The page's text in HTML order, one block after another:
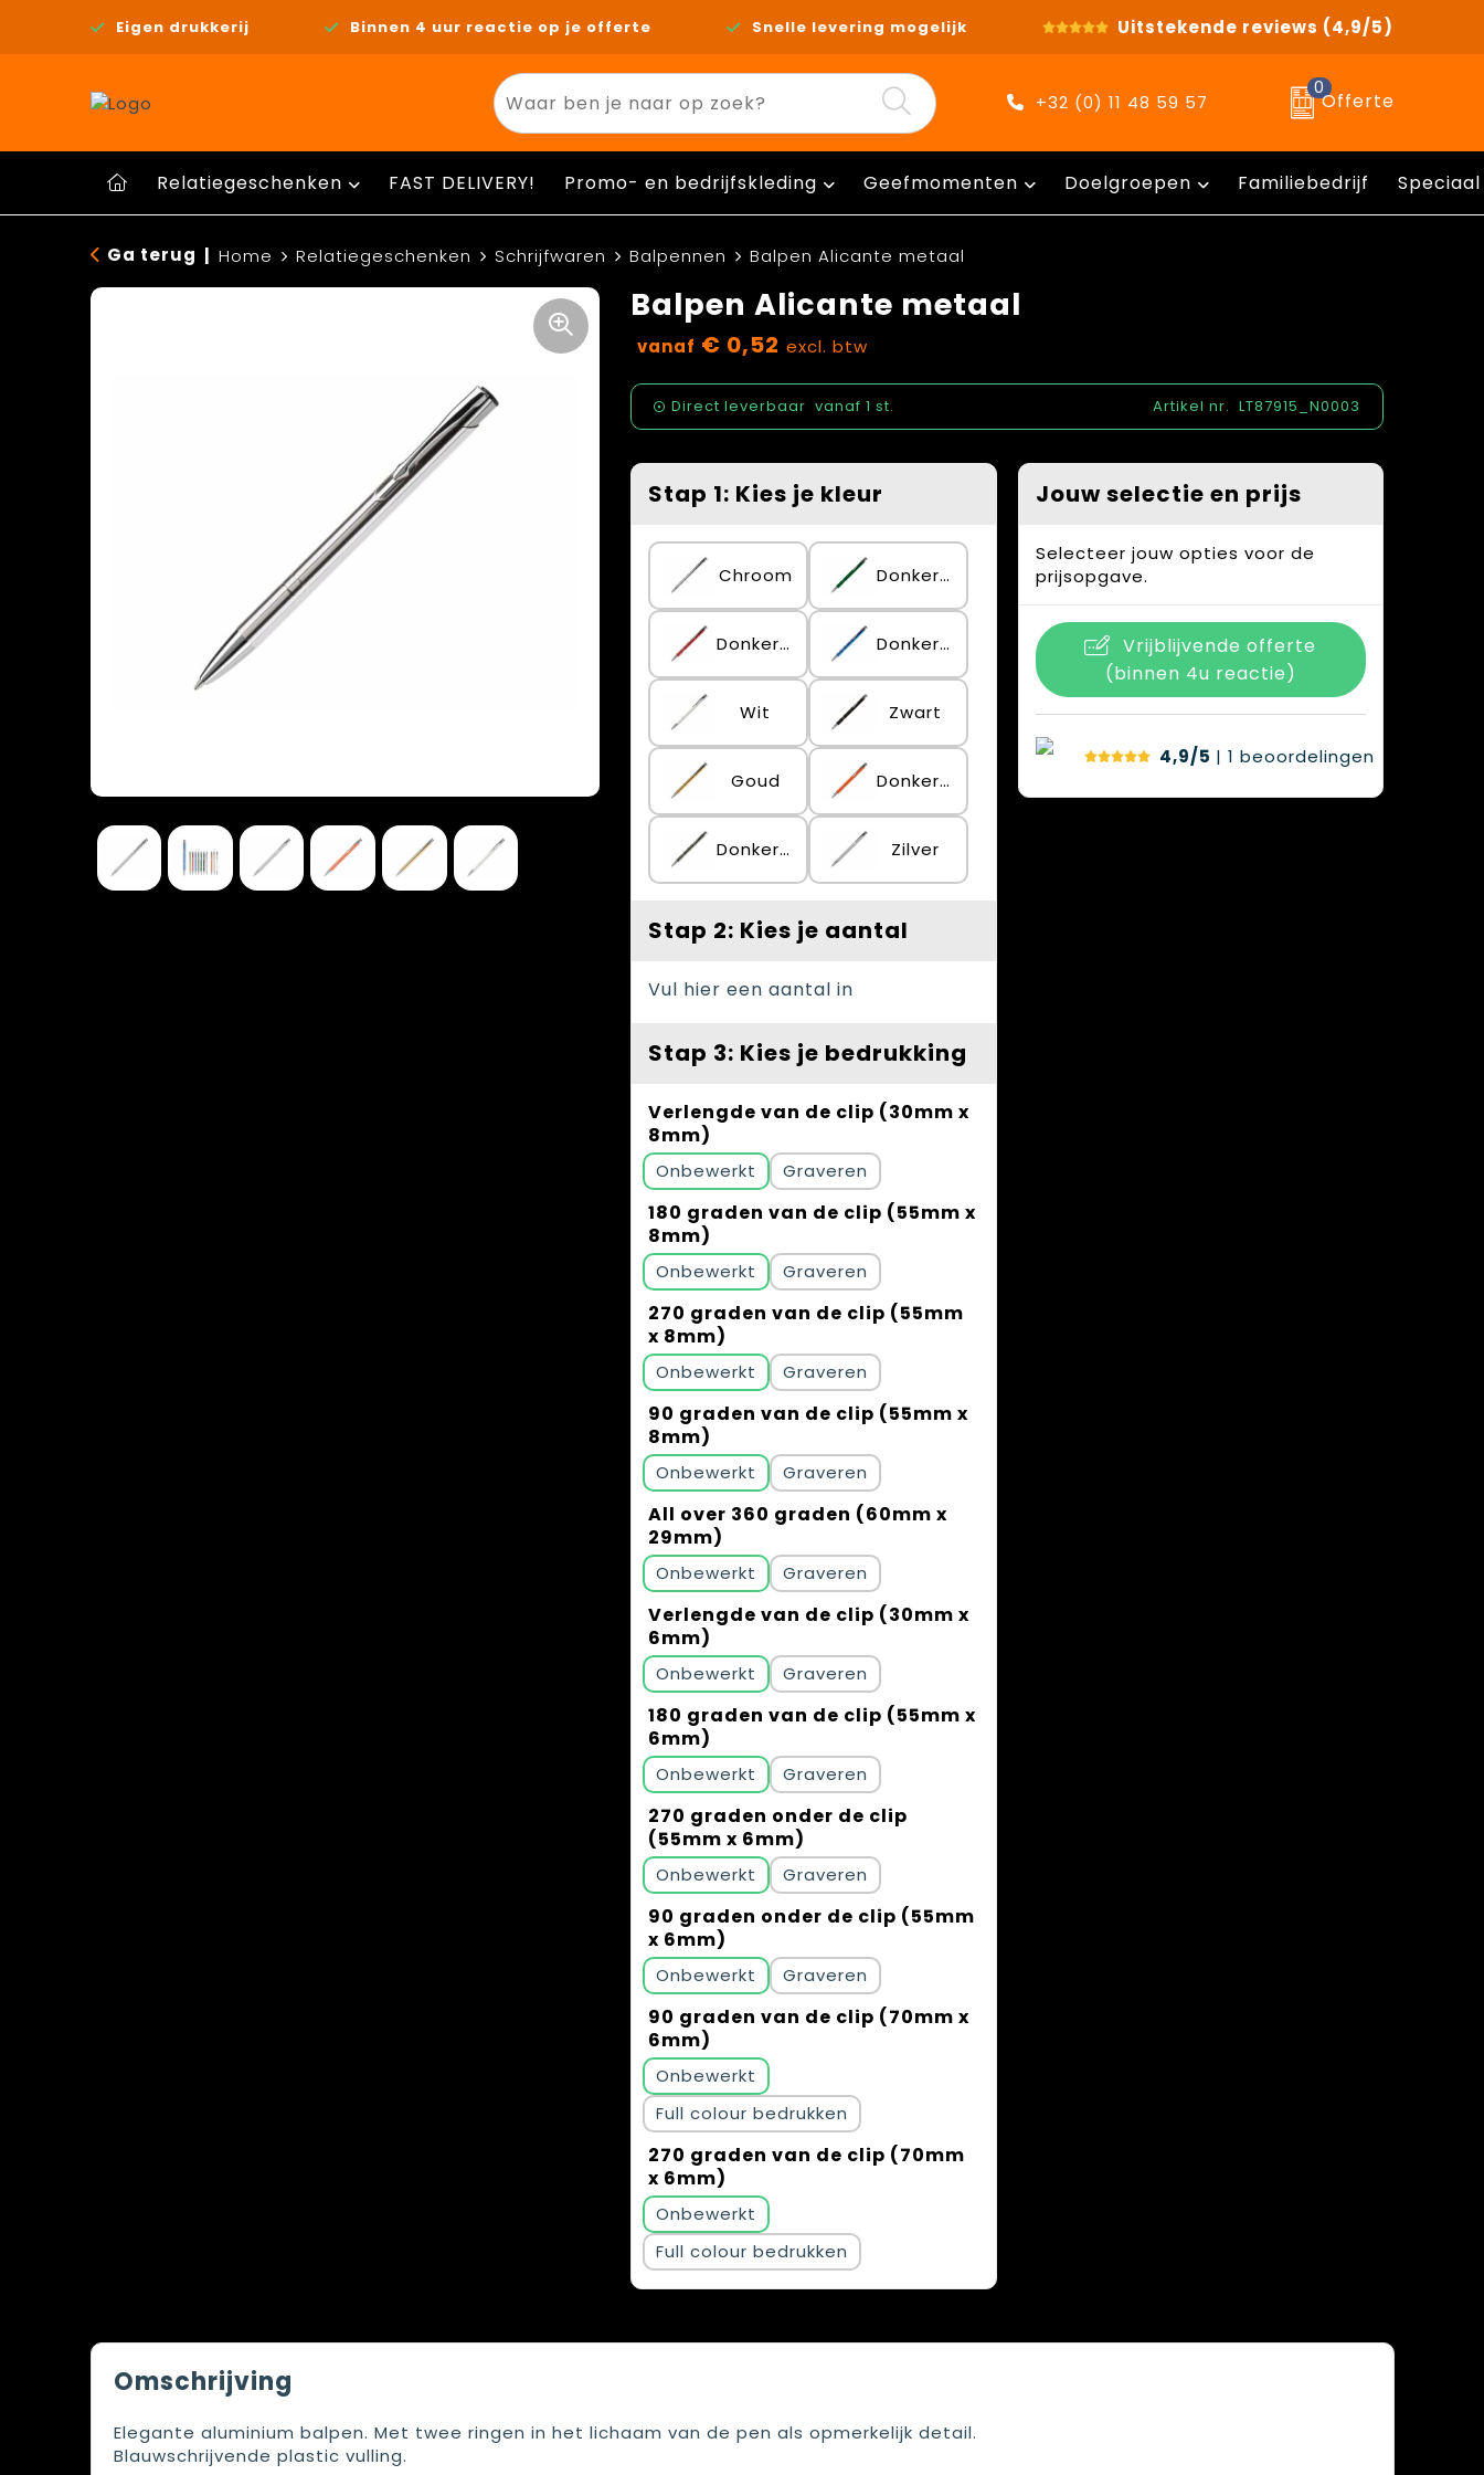
Eigen drukkerij Binnen 4 uur reactie op je offerte Snelle levering mogelijk Uitstekende reviews (4,9/5)
+32 (0) 11 48 59 57
0
Offerte
Relatiegeschenken FAST DELIVERY! Promo- en bedrijfskleding Geefmomenten Doelgroepen Familiebedrijf
Ga terug Home Relatiegeschenken Schrijfwaren Balpennen Balpen Alicante metaal
Balpen Alicante metaal
vanaf € 0,52 excl. btw
Direct leverbaar vanaf 1 st. Artikel nr. LT87915_N0003
Stap 1: Kies je kleur
Chroom Donker Groen
Donker Rood Donkerblauw
Wit Zwart
Goud Donker bruin / Oranje
Donker gun metal Zilver
Stap 2: Kies je aantal
Vul hier een aantal in
Stap 3: Kies je bedrukking
Verlengde van de clip (30mm x
8mm)
Onbewerkt Graveren
180 graden van de clip (55mm x
8mm)
Onbewerkt Graveren
270 graden van de clip (55mm
x 8mm)
Onbewerkt Graveren
90 graden van de clip (55mm x
8mm)
Onbewerkt Graveren
All over 360 graden (60mm x
29mm)
Onbewerkt Graveren
Verlengde van de clip (30mm x
6mm)
Onbewerkt Graveren
180 graden van de clip (55mm x
6mm)
Onbewerkt Graveren
270 graden onder de clip
(55mm x 6mm)
Onbewerkt Graveren
90 graden onder de clip (55mm
x 6mm)
Onbewerkt Graveren
90 graden van de clip (70mm x
6mm)
Onbewerkt
Full colour
270 graden van de clip (70mm
x 6mm)
Onbewerkt
Full colour
Jouw selectie en prijs
Selecteer jouw opties voor de
prijsopgave.
Vrijblijvende offerte
(binnen 4u reactie)
4,9/5 | 1 beoordelingen
Omschrijving
Elegante aluminium balpen. Met twee ringen in het lichaam van de pen als opmerkelijk detail.
Blauwschrijvende plastic vulling.